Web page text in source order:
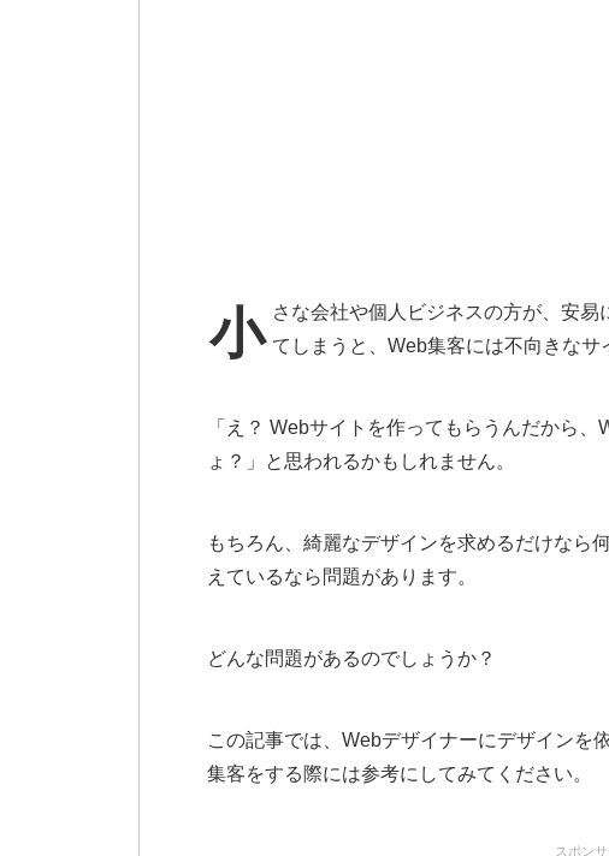
小さな会社や個人ビジネスの方が、安易にフリーのWebデザイナーにサイト制作を依頼し てしまうと、Web集客には不向きなサ
「え？ Webサイトを作ってもらうんだから
ょ？」と思われるかもしれません。
もちろん、綺麗なデザインを求めるだけなら
えているなら問題があります。
どんな問題があるのでしょうか？
この記事では、Webデザイナーにデザインを
集客をする際には参考にしてみてください。
スポン